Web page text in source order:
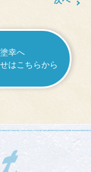
幸へ
はこちらから